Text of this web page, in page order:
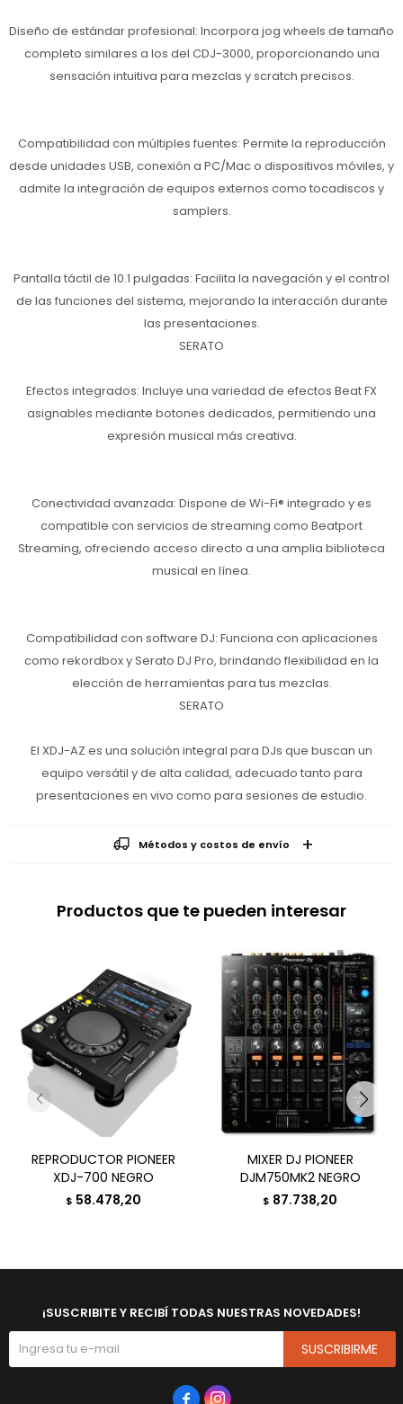
Diseño de estándar profesional: Incorpora jog wheels de tamaño
completo similares a los del CDJ-3000, proporcionando una
sensación intuitiva para mezclas y scratch precisos.
Compatibilidad con múltiples fuentes: Permite la reproducción
desde unidades USB, conexión a PC/Mac o dispositivos móviles, y
admite la integración de equipos externos como tocadiscos y
samplers.
Pantalla táctil de 10.1 pulgadas: Facilita la navegación y el control
de las funciones del sistema, mejorando la interacción durante
las presentaciones.
SERATO
Efectos integrados: Incluye una variedad de efectos Beat FX
asignables mediante botones dedicados, permitiendo una
expresión musical más creativa.
Conectividad avanzada: Dispone de Wi-Fi® integrado y es
compatible con servicios de streaming como Beatport
Streaming, ofreciendo acceso directo a una amplia biblioteca
musical en línea.
Compatibilidad con software DJ: Funciona con aplicaciones
como rekordbox y Serato DJ Pro, brindando flexibilidad en la
elección de herramientas para tus mezclas.
SERATO
El XDJ-AZ es una solución integral para DJs que buscan un
equipo versátil y de alta calidad, adecuado tanto para
presentaciones en vivo como para sesiones de estudio.
Métodos y costos de envío
Productos que te pueden interesar
REPRODUCTOR PIONEER
XDJ-700 NEGRO
$ 58.478,20
MIXER DJ PIONEER
DJM750MK2 NEGRO
$ 87.738,20
¡SUSCRIBITE Y RECIBÍ TODAS NUESTRAS NOVEDADES!
SUSCRIBIRME
 